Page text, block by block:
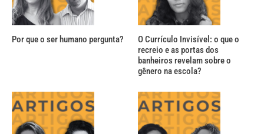
Por que o ser humano pergunta?
O Currículo Invisível: o que o
recreio e as portas dos
banheiros revelam sobre o
gênero na escola?